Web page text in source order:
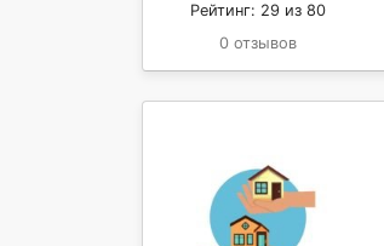
Рейтинг: 29 из 80
0 отзывов